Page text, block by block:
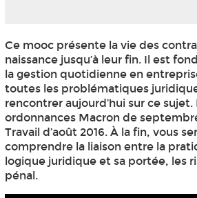
Ce moocprésente la vie des
naissance jusqu’à leur fin. Il est
la gestion quotidienne en
toutes les problématiques
rencontrer aujourd’hui sur ce
ordonnances Macron de
Travail d’août 2016. À la fin, vous
comprendre la liaison entre la
logique juridique et sa portée, les
pénal.